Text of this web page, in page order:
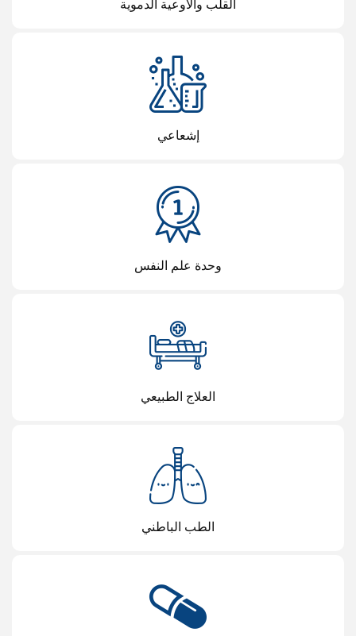
القلب والأوعية الدموية
إشعاعي
وحدة علم النفس
العلاج الطبيعي
الطب الباطني